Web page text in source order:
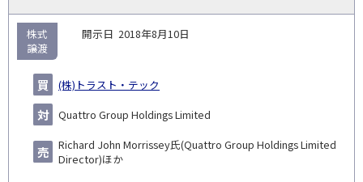
2018年8月10日
(株)トラスト・テック
Quattro Group Holdings Limited
Richard John Morrissey氏(Quattro Group Holdings Limited
Director)ほか
株式
譲渡